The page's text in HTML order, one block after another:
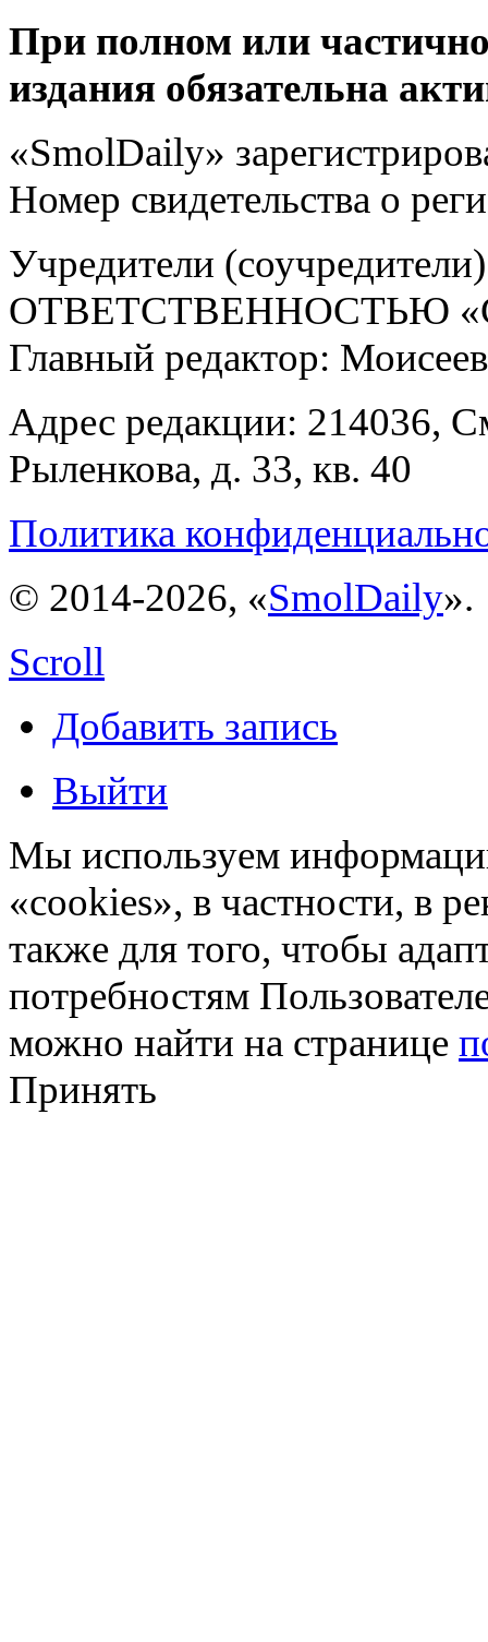
При полном или
издания обязательна
«SmolDaily»
Номер свидетельства о
Учредители
ОТВЕТСТВЕННОСТЬЮ
Главный редактор:
Адрес редакции: 214036,
Рыленкова, д. 33, кв. 40
Политика
© 2014-2026, «SmolDaily».
Scroll
Добавить запись
Выйти
Мы используем
«cookies», в частности, в
также для того, чтобы
потребностям
можно найти на странице
Принять